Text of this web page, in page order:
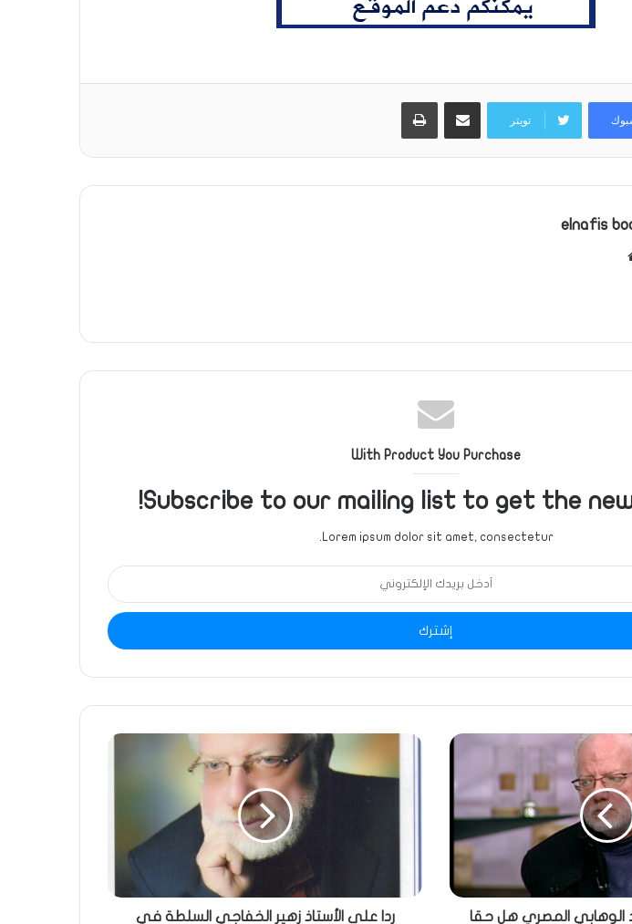
تويتر
مشاركة عبر البريد طباعة
elnafis
With Product You Purchase
Subscribe to our mailing list to get the
Lorem ipsum dolor sit amet, consectetur.
الوهابي المصري هل حقا ردا على الأستاذ زهير الخفاجي السلطة في